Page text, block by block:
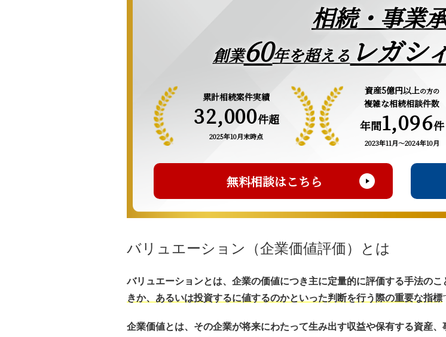
相続・事業
創業60年を超える レガシ
累計相続案件実績
32,000件超
2025年10月末時点
資産5億円以上の方の
複雑な相続相談件数
年間1,096件
2023年11月～2024年10月
無料相談はこちら
バリュエーション（企業価値評価）とは
バリュエーションとは、企業の価値につき主に定量的に評価する手法のこ
きか、あるいは投資するに値するのかといった判断を行う際の重要な指標
企業価値とは、その企業が将来にわたって生み出す収益や保有する資産